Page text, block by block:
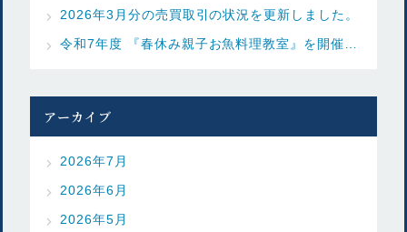
2026年3月分の売買取引の状況を更新しました。
アーカイブ
2026年7月
2026年6月
2026年5月